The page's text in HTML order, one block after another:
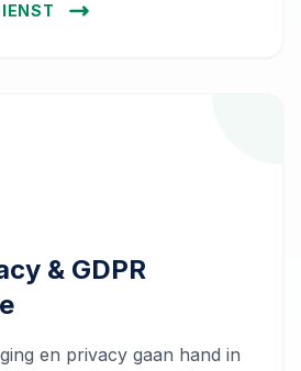
& GDPR
en privacy gaan hand in